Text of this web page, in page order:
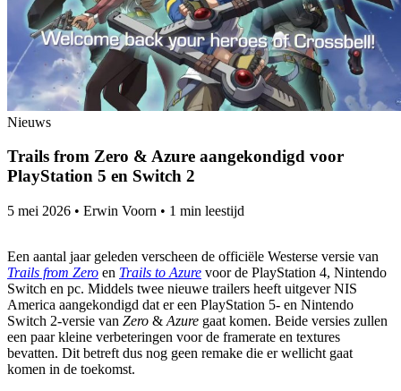
Nieuws
Trails from Zero & Azure aangekondigd voor
PlayStation 5 en Switch 2
5 mei 2026 • Erwin Voorn • 1 min leestijd
Een aantal jaar geleden verscheen de officiële Westerse versie van
Trails from Zero en Trails to Azure voor de PlayStation 4, Nintendo
Switch en pc. Middels twee nieuwe trailers heeft uitgever NIS
America aangekondigd dat er een PlayStation 5- en Nintendo
Switch 2-versie van Zero & Azure gaat komen. Beide versies zullen
een paar kleine verbeteringen voor de framerate en textures
bevatten. Dit betreft dus nog geen remake die er wellicht gaat
komen in de toekomst.